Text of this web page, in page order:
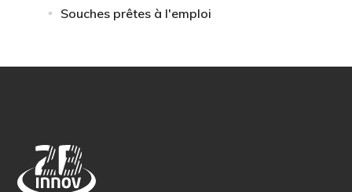
Souches prêtes à l'emploi